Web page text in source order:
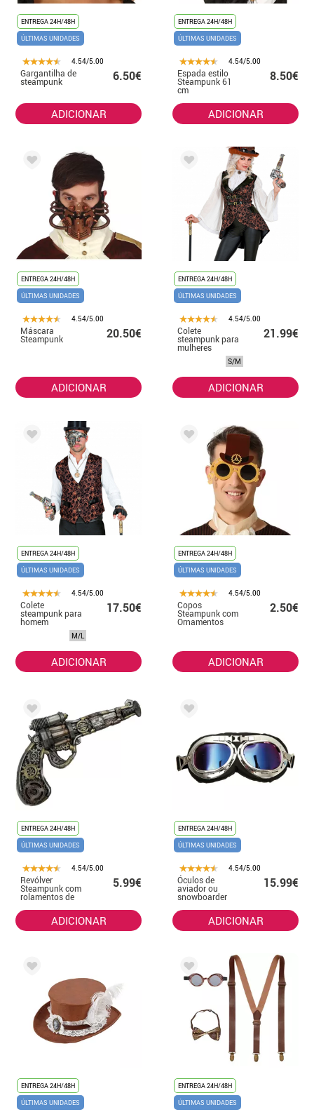
ENTREGA 24H/48H
ÚLTIMAS UNIDADES
4.54/5.00
Gargantilha de
steampunk 6.50€
ADICIONAR
ENTREGA 24H/48H
ÚLTIMAS UNIDADES
4.54/5.00
Espada estilo
Steampunk 61
cm
8.50€
ADICIONAR
ENTREGA 24H/48H
ÚLTIMAS UNIDADES
4.54/5.00
Máscara
Steampunk 20.50€
ADICIONAR
ENTREGA 24H/48H
ÚLTIMAS UNIDADES
4.54/5.00
Colete
steampunk para
mulheres
21.99€
S/M
ADICIONAR
ENTREGA 24H/48H
ÚLTIMAS UNIDADES
4.54/5.00
Colete
steampunk para
homem
17.50€
M/L
ADICIONAR
ENTREGA 24H/48H
ÚLTIMAS UNIDADES
4.54/5.00
Copos
Steampunk com
Ornamentos
2.50€
ADICIONAR
ENTREGA 24H/48H
ÚLTIMAS UNIDADES
4.54/5.00
Revólver
Steampunk com
rolamentos de
cm
5.99€
ADICIONAR
ENTREGA 24H/48H
ÚLTIMAS UNIDADES
4.54/5.00
Óculos de
aviador ou
snowboarder
15.99€
ADICIONAR
ENTREGA 24H/48H
ÚLTIMAS UNIDADES
ENTREGA 24H/48H
ÚLTIMAS UNIDADES